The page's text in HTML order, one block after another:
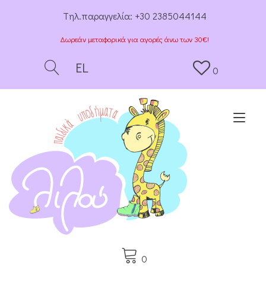
Tηλ.παραγγελία: +30 2385044144
Δωρεάν μεταφορικά για αγορές άνω των 30€!
EL 0
0